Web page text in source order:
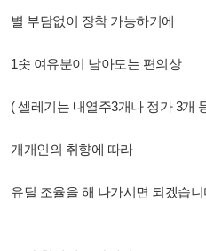
별 부담없이 장착 가능하기에
1솟 여유분이 남아도는 편의상
( 셀레기는 내열주3개나 정가 3개
개개인의 취향에 따라
유틸 조율을 해 나가시면 되겠습니